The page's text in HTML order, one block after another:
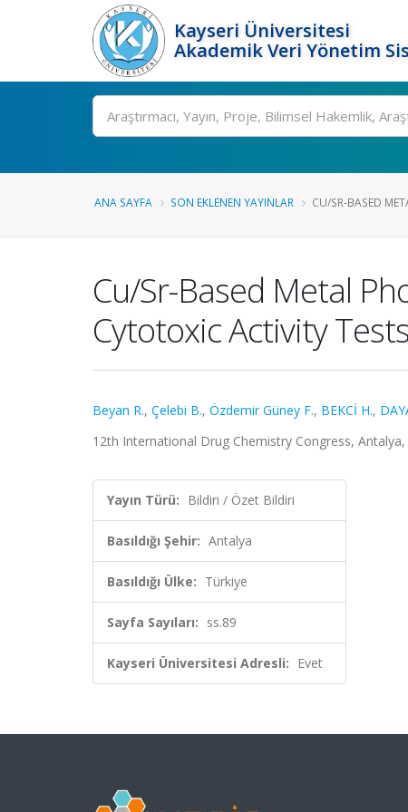
Kayseri Üniversitesi
Akademik Veri Yönetim
Ara
ANA SAYFA SON EKLENEN YAYINLAR CU/SR-BASED
Cu/Sr-Based Metal
Cytotoxic Activity Tests
Beyan R., Çelebi B., Özdemir Güney F., BEKCİ H.,
12th International Drug Chemistry Congress,
Yayın Türü: Bildiri / Özet Bildiri
Basıldığı Şehir: Antalya
Basıldığı Ülke: Türkiye
Sayfa Sayıları: ss.89
Kayseri Üniversitesi Adresli: Evet